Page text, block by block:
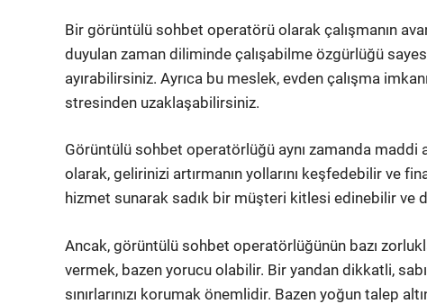
Bir görüntülü sohbet operatörü olarak çalışmanın
duyulan zaman diliminde çalışabilme özgürlüğü
ayırabilirsiniz. Ayrıca bu meslek, evden çalışma
stresinden uzaklaşabilirsiniz.
Görüntülü sohbet operatörlüğü aynı zamanda maddi
olarak, gelirinizi artırmanın yollarını keşfedebilir ve
hizmet sunarak sadık bir müşteri kitlesi edinebilir ve
Ancak, görüntülü sohbet operatörlüğünün bazı
vermek, bazen yorucu olabilir. Bir yandan dikkatli,
sınırlarınızı korumak önemlidir. Bazen yoğun talep